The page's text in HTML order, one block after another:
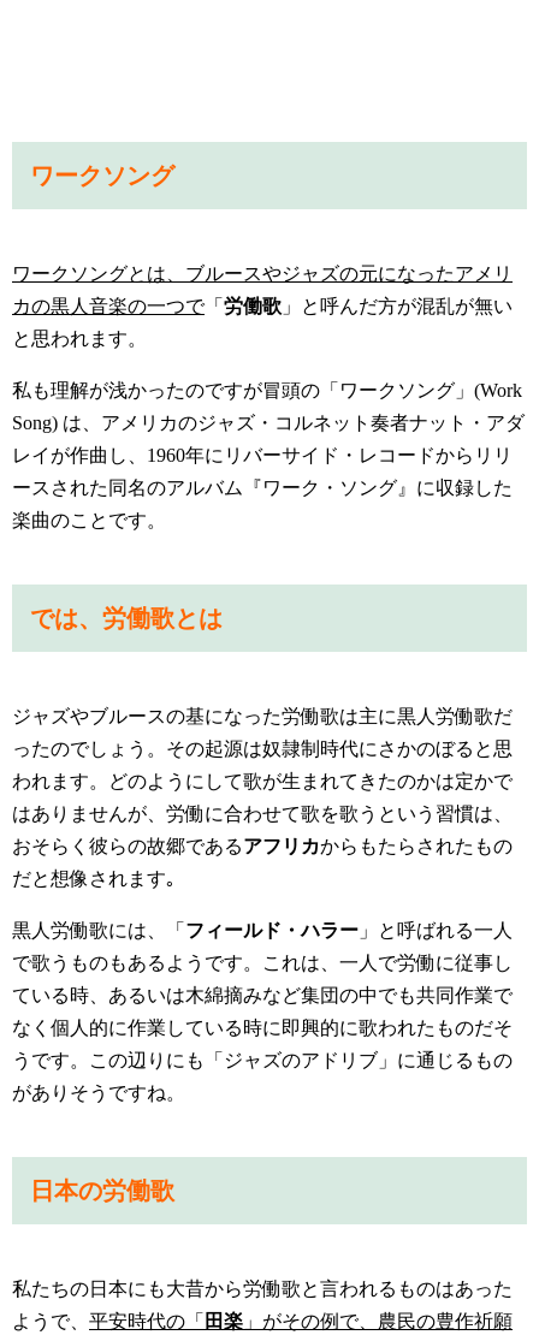
ワークソング
ワークソングとは、ブルースやジャズの元になったアメリ
カの黒人音楽の一つで「 労働歌 」と呼んだ方が混乱が無い
と思われます。
私も理解が浅かったのですが冒頭の「ワークソング」 (Work
Song) は、アメリカのジャズ・コルネット奏者ナット・アダ
レイが作曲し、 1960年にリバーサイド・レコードからリリ
ースされた同名のアルバム『ワーク・ソング』に収録した
楽曲のことです。
では、労働歌とは
ジャズやブルースの基になった労働歌は主に黒人労働歌だ
ったのでしょう。その起源は奴隷制時代にさかのぼると思
われます。どのようにして歌が生まれてきたのかは定かで
はありませんが、労働に合わせて歌を歌うという習慣は、
おそらく彼らの故郷であるアフリカからもたらされたもの
だと想像されます｡
黒人労働歌には、「 フィールド・ハラー 」と呼ばれる一人
で歌うものもあるようです。これは、一人で労働に従事し
ている時、あるいは木綿摘みなど集団の中でも共同作業で
なく個人的に作業している時に即興的に歌われたものだそ
うです。この辺りにも「ジャズのアドリブ」に通じるもの
がありそうですね。
日本の労働歌
私たちの日本にも大昔から労働歌と言われるものはあった
ようで、 平安時代の「 田楽 」がその例で、農民の豊作祈願